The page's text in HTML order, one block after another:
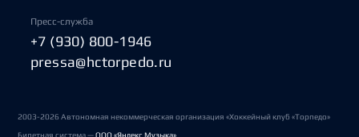
Пресс-служба
+7 (930) 800-1946
pressa@hctorpedo.ru
2003-2026 Автономная некоммерческая организация «Хоккейный клуб «Торпедо»
Билетная система —ООО «Яндекс Музыка»